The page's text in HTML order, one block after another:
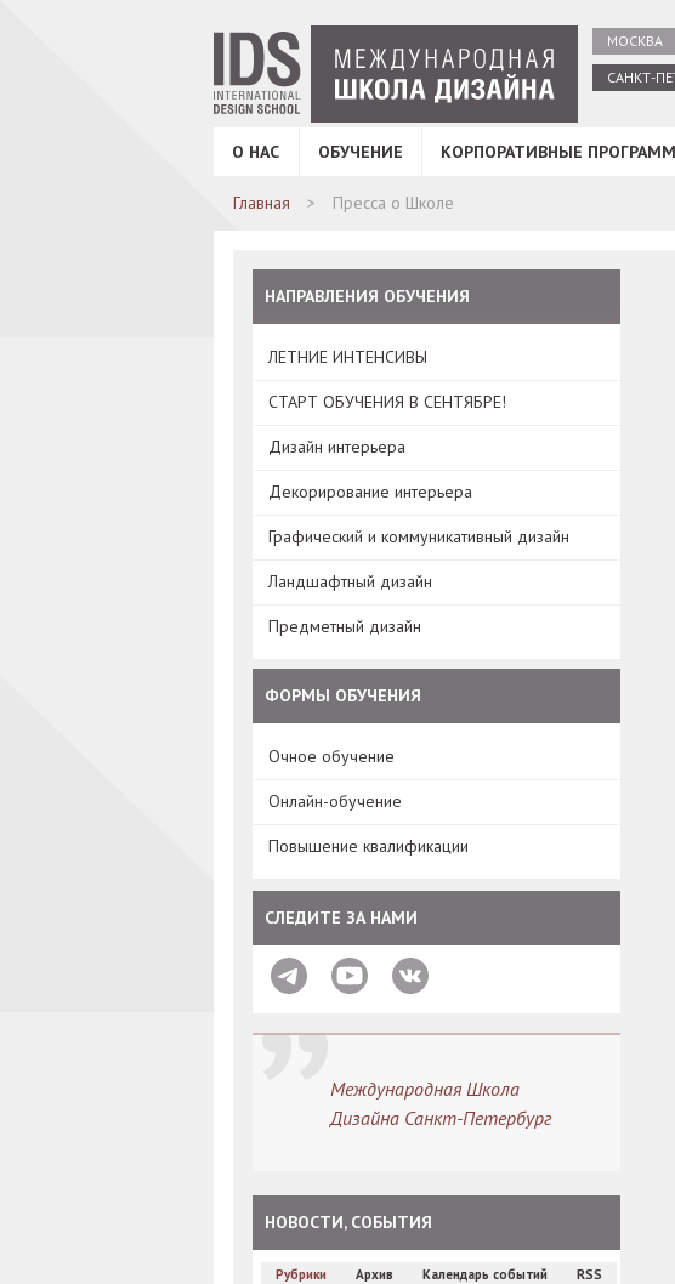
МОСКВА
САНКТ-
О НАС ОБУЧЕНИЕ КОРПОРАТИВНЫЕ
Главная Пресса о Школе
НАПРАВЛЕНИЯ ОБУЧЕНИЯ
ЛЕТНИЕ ИНТЕНСИВЫ
СТАРТ ОБУЧЕНИЯ В СЕНТЯБРЕ!
Дизайн интерьера
Декорирование интерьера
Графический и коммуникативный дизайн
Ландшафтный дизайн
Предметный дизайн
ФОРМЫ ОБУЧЕНИЯ
Очное обучение
Онлайн-обучение
Повышение квалификации
СЛЕДИТЕ ЗА НАМИ
Международная Школа
Дизайна Санкт-Петербург
НОВОСТИ, СОБЫТИЯ
Рубрики Архив Календарь событий RSS